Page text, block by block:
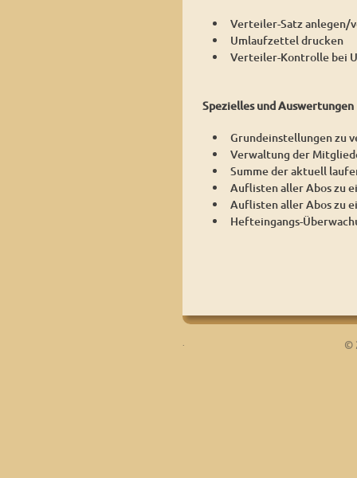
Verteiler-Satz anlegen/
Umlaufzettel drucken
Verteiler-Kontrolle bei
Speziellesund Auswertungen
Grundeinstellungen zu
Verwaltung der
Summe der aktuell
Auflisten aller Abos zu
Auflisten aller Abos zu
Hefteingangs-
. ©